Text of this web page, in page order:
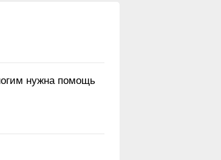
нужна помощь